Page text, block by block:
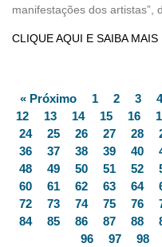
manifestações dos artistas”,
CLIQUE AQUI E SAIBA MAIS
« Próximo 1 2 3 4
12
13 14 15 16
24
25 26 27 28
36
37 38 39 40
48
49 50 51 52
60
61 62 63 64
72
73 74 75 76
84
85 86 87 88
96
97 98